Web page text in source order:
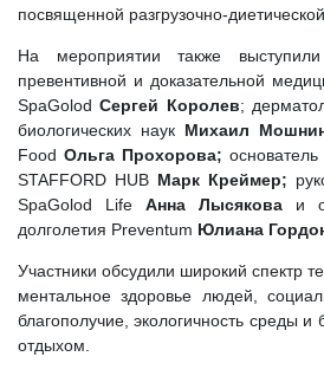
посвященной разгрузочно-
На мероприятии также
превентивной и доказательной
SpaGolodСергей Королев;
биологических наук Михаил
Food Ольга Прохорова; основатель
STAFFORD HUB Марк Креймер;
SpaGolod Life Анна Лысякова и
долголетия Preventum Юлиана
Участники обсудили широкий спектр
ментальное здоровье людей,
благополучие, экологичность среды
отдыхом.